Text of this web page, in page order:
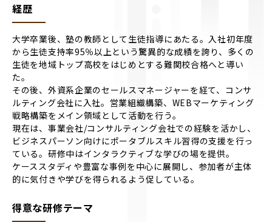
経歴
大学卒業後、塾の教師として生徒指導にあたる。入社初年度
から生徒支持率95％以上という驚異的な成績を誇り、多くの
生徒を地域トップ高校をはじめとする難関校合格へと導い
た。
その後、外資系企業のセールスマネージャーを経て、コンサ
ルティング会社に入社。営業組織構築、WEBマーケティング
戦略構築をメイン領域として活動を行う。
現在は、事業会社/コンサルティング会社での経験を活かし、
ビジネスパーソン向けにポータブルスキル習得の支援を行っ
ている。研修中はインタラクティブな学びの場を提供。
ケーススタディや豊富な事例を中心に展開し、参加者が主体
的に気付きや学びを得られるよう促している。
得意な研修テーマ